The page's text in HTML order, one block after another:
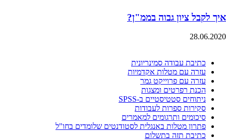
איך לקבל ציון גבוה בממ"ן?
28.06.2020
כתיבת עבודה סמינריונית
עזרה עם מטלות אקדמיות
עזרה עם פרוייקט גמר
הכנת רפרטים ומצגות
ניתוחים סטטיסטיים ב-SPSS
סקירות ספרות לעבודות
סיכומים ותרגומים למאמרים
פתרון מטלות באנגלית לסטודנטים שלומדים בחו"ל
כתיבת תזה בתשלום